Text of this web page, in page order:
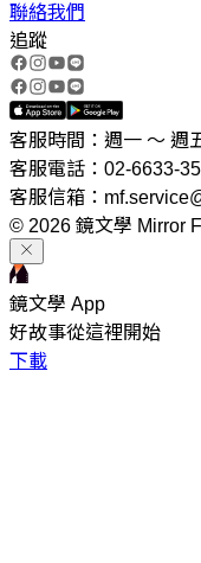
聯絡我們
追蹤
客服時間：週一 ～ 週
客服電話：02-6633-
客服信箱：
© 2026 鏡文學 Mirror
鏡文學 App
好故事從這裡開始
下載